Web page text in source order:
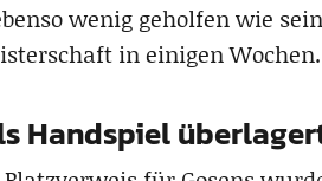
wenig geholfen wie
in einigen Wochen.
Handspiel